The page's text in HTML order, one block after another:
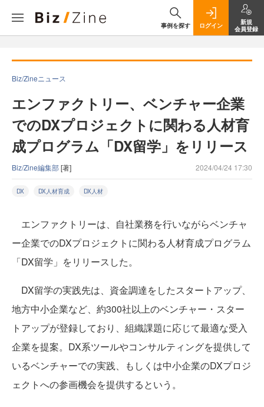
事例を探す ログイン
新規
会員登録
Biz/Zineニュース
エンファクトリー、ベンチャー企業
でのDXプロジェクトに関わる人材育
成プログラム「DX留学」をリリース
Biz/Zine編集部[著] 2024/04/24 17:30
DX DX人材育成 DX人材
エンファクトリーは、自社業務を行いながらベンチャ
ー企業でのDXプロジェクトに関わる人材育成プログラム
「DX留学」をリリースした。
DX留学の実践先は、資金調達をしたスタートアップ、
地方中小企業など、約300社以上のベンチャー・スター
トアップが登録しており、組織課題に応じて最適な受入
企業を提案。DX系ツールやコンサルティングを提供して
いるベンチャーでの実践、もしくは中小企業のDXプロジ
ェクトへの参画機会を提供するという。